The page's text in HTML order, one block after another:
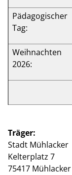
Pädagogischer
Tag:
Weihnachten
2026:
Träger:
Stadt Mühlacker
Kelterplatz 7
75417 Mühlacker